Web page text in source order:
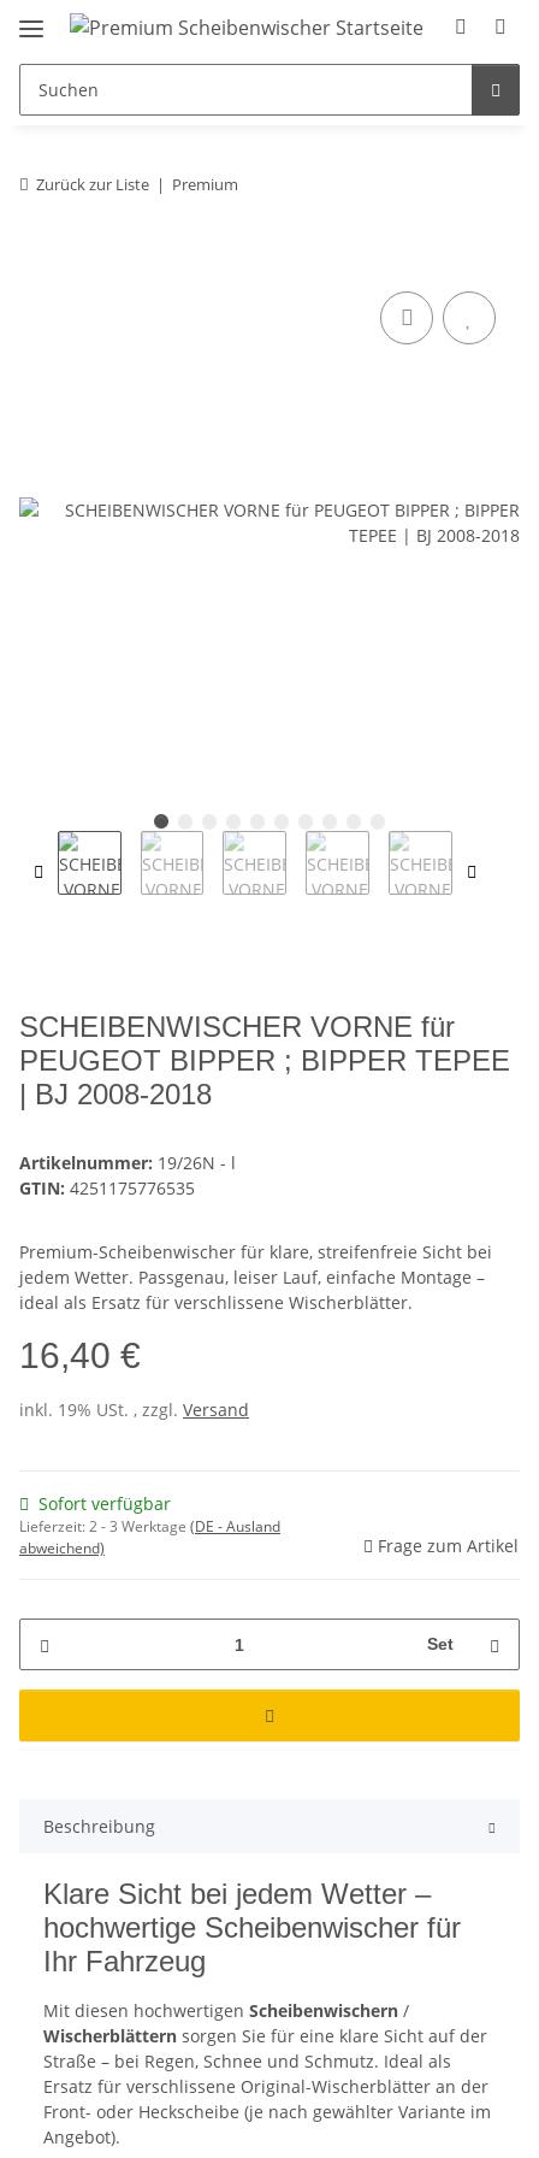
Zurück zur Liste Premium
SCHEIBENWISCHER VORNE für
PEUGEOT BIPPER ; BIPPER TEPEE
| BJ 2008-2018
Artikelnummer: 19/26N - l
GTIN: 4251175776535
Premium-Scheibenwischer für klare, streifenfreie Sicht bei
jedem Wetter. Passgenau, leiser Lauf, einfache Montage –
ideal als Ersatz für verschlissene Wischerblätter.
16,40 €
inkl. 19% USt. , zzgl. Versand
Sofort verfügbar
Lieferzeit:2 - 3 Werktage (DE - Ausland
abweichend)
Frage zum Artikel
Set
Beschreibung
Klare Sicht bei jedem Wetter –
hochwertige Scheibenwischer für
Ihr Fahrzeug
Mit diesen hochwertigen Scheibenwischern /
Wischerblättern sorgen Sie für eine klare Sicht auf der
Straße – bei Regen, Schnee und Schmutz. Ideal als
Ersatz für verschlissene Original-Wischerblätter an der
Front- oder Heckscheibe (je nach gewählter Variante im
Angebot).